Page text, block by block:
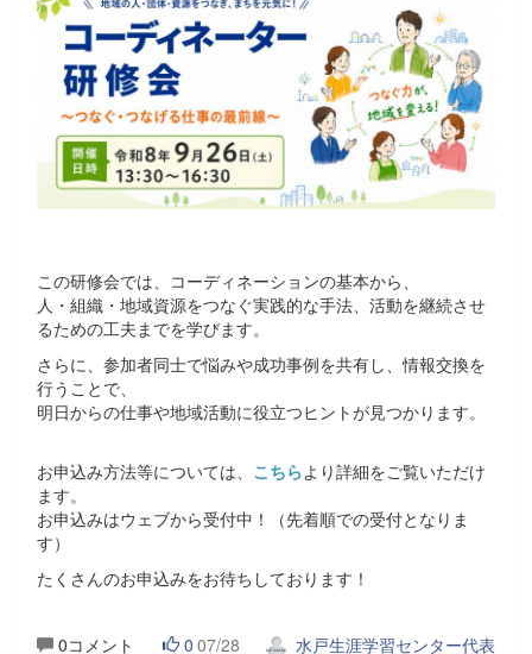
この研修会では、コーディネーションの基本から、
人・組織・地域資源をつなぐ実践的な手法、活動を継続させ
るための工夫までを学びます。
さらに、参加者同士で悩みや成功事例を共有し、情報交換を
行うことで、
明日からの仕事や地域活動に役立つヒントが見つかります。
お申込み方法等については、 こちらより詳細をご覧いただけ
ます。
お申込みはウェブから受付中！（先着順での受付となりま
す）
たくさんのお申込みをお待ちしております！
0コメント 0 07/28 水戸生涯学習センター代表